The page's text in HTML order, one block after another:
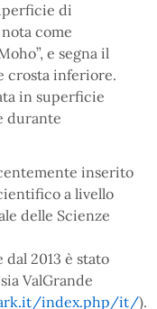
di
come
e segna il
crosta inferiore.
in superficie
durante
inserito
a livello
delle Scienze
dal 2013 è stato
ValGrande
index.php/it/).